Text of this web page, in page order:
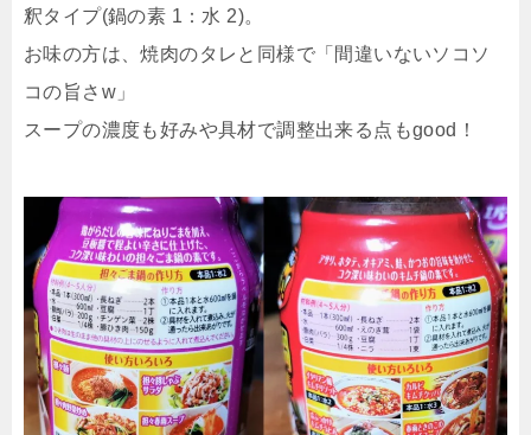
釈タイプ(鍋の素 1：水 2)。
お味の方は、焼肉のタレと同様で「間違いないソコソ
コの旨さw」
スープの濃度も好みや具材で調整出来る点もgood！